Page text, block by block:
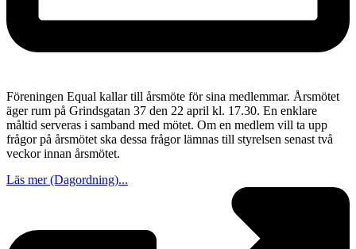
Föreningen Equal kallar till årsmöte för sina medlemmar. Årsmötet
äger rum på Grindsgatan 37 den 22 april kl. 17.30. En enklare
måltid serveras i samband med mötet. Om en medlem vill ta upp
frågor på årsmötet ska dessa frågor lämnas till styrelsen senast två
veckor innan årsmötet.
Läs mer (Dagordning)...